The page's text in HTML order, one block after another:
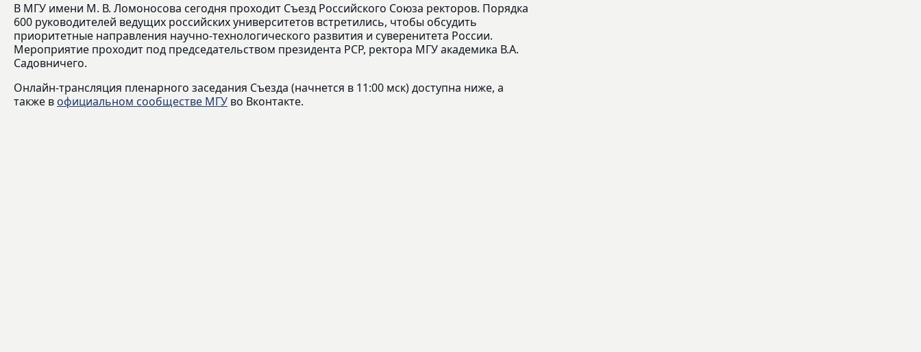
В МГУ имени М. В. Ломоносова сегодня проходит Съезд Российского Союза ректоров. Порядка
600 руководителей ведущих российских университетов встретились, чтобы обсудить
приоритетные направления научно-технологического развития и суверенитета России.
Мероприятие проходит под председательством президента РСР, ректора МГУ академика В.А.
Садовничего.
Онлайн-трансляция пленарного заседания Съезда (начнется в 11:00 мск) доступна ниже, а
также в официальном сообществе МГУ во Вконтакте.